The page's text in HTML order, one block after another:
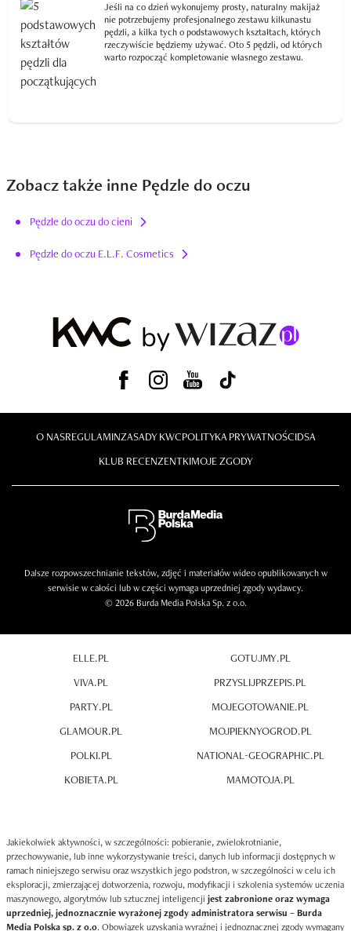
Jeśli na co dzień wykonujemy prosty, naturalny makijaż
nie potrzebujemy profesjonalnego zestawu kilkunastu
pędzli, a kilka tych o podstawowych kształtach, których
rzeczywiście będziemy używać. Oto 5 pędzli, od których
warto rozpocząć kompletowanie własnego zestawu.
Zobacz także inne Pędzle do oczu
Pędzle do oczu do cieni
Pędzle do oczu E.L.F. Cosmetics
O NASREGULAMINZASADY KWCPOLITYKA PRYWATNOŚCIDSA
KLUB RECENZENTKIMOJE ZGODY
Dalsze rozpowszechnianie tekstów, zdjęć i materiałów wideo opublikowanych w
serwisie w całości lub w części wymaga uprzedniej zgody wydawcy.
© 2026 Burda Media Polska Sp. z o.o.
ELLE.PL
VIVA.PL
PARTY.PL
GLAMOUR.PL
POLKI.PL
KOBIETA.PL
GOTUJMY.PL
PRZYSLIJPRZEPIS.PL
MOJEGOTOWANIE.PL
MOJPIEKNYOGROD.PL
NATIONAL-GEOGRAPHIC.PL
MAMOTOJA.PL
Jakiekolwiek aktywności, w szczególności: pobieranie, zwielokrotnianie,
przechowywanie, lub inne wykorzystywanie treści, danych lub informacji dostępnych w
ramach niniejszego serwisu oraz wszystkich jego podstron, w szczególności w celu ich
eksploracji, zmierzającej dotworzenia, rozwoju, modyfikacji i szkolenia systemów uczenia
maszynowego, algorytmów lub sztucznej inteligencji jest zabronione oraz wymaga
uprzedniej, jednoznacznie wyrażonej zgody administratora serwisu – Burda
Media Polska sp. z o.o. Obowiązek uzyskania wyraźnej i jednoznacznej zgody wymagany